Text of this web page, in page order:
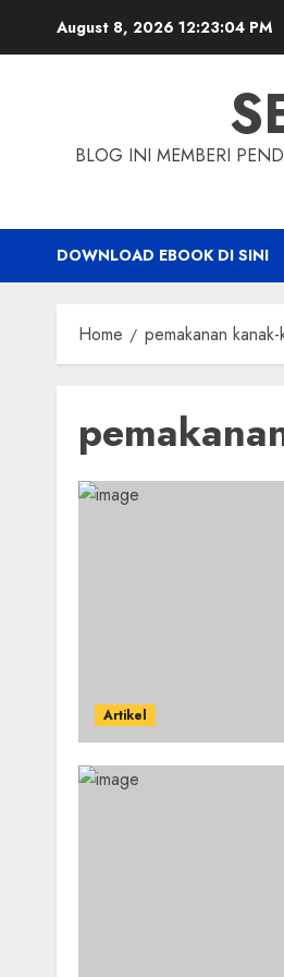
August 8, 2026 12:23:05 PM
BLOG INI MEMBERI
DOWNLOAD EBOOK DI SINI
Home pemakanan kanak-
Artikel